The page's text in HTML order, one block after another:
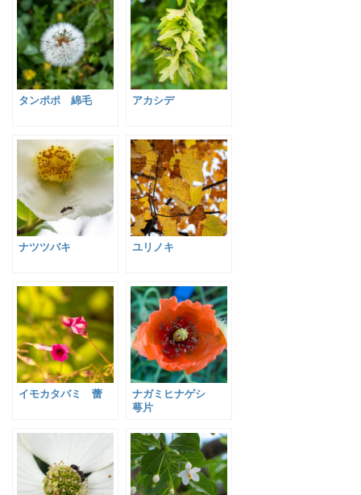
タンポポ 綿毛 アカシデ
ナツツバキ ユリノキ
イモカタバミ 蕾
ナガミヒナゲシ
萼片